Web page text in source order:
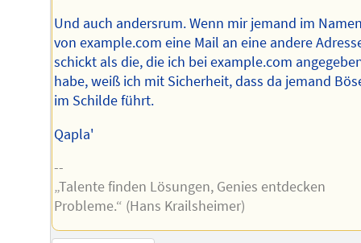
Und auch andersrum. Wenn mir jemand im
von example.com eine Mail an eine andere
schickt als die, die ich bei example.com
habe, weiß ich mit Sicherheit, dass da jemand
im Schilde führt.
Qapla'
--
„Talente finden Lösungen, Genies entdecken
Probleme.“ (Hans Krailsheimer)